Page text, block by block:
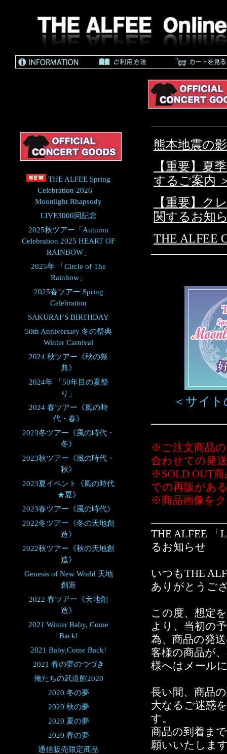
THE ALFEE Spring
Celebration 2026
Moonlight Rhapsody
LIVE3000回記念
2025秋ツアー「Autumn
Celebration 2025 HEART OF
RAINBOW」
2025年 「Circle of The
Rainbow」
2025春ツアー Spring
Celebration
SAKURAI’S BIRTHDAY
50th Anniversary 冬の祭典
Winter Carnival
2024 秋ツアー《秋の祭
典》
2024年 「50年目の夏祭
り」
2024 春ツアー《風の時
代・春》
2023冬ツアー《風の時代・
冬》
2023秋ツアー《風の時代・
秋》
2023夏イベント《風の時代
★夏》
2023春ツアー《風の時代》
2022冬ツアー《冬の天地創
造》
2022秋ツアー《秋の天地創
造》
Genesis of New World 天地
創造
2022 春ツアー《天地創
造》
2021 Winter Baby, Come
Back!
2021 Baby,Come Back!
2021 春の夢のつづき
俺たちの武道館2020
2020 冬の夢
2020 秋の夢
2020 夏の夢
2020 春の夢
通信販売限定商品
熊本地震の
【重要】夏
するご案内
【重要】ク
関するお知
THE ALFEE
＜サイ
※ご注文商品
合わせての発
※SOLD OUT
での再販があ
※商品画像を
THE ALFEE 「
るお知らせ
いつもTHE
ありがとうご
この度、想定
より、当初の
為、商品の発
客様の商品が
様へはメール
長い間、商品
大なるご迷惑
す。
商品の到着ま
願いいたしま